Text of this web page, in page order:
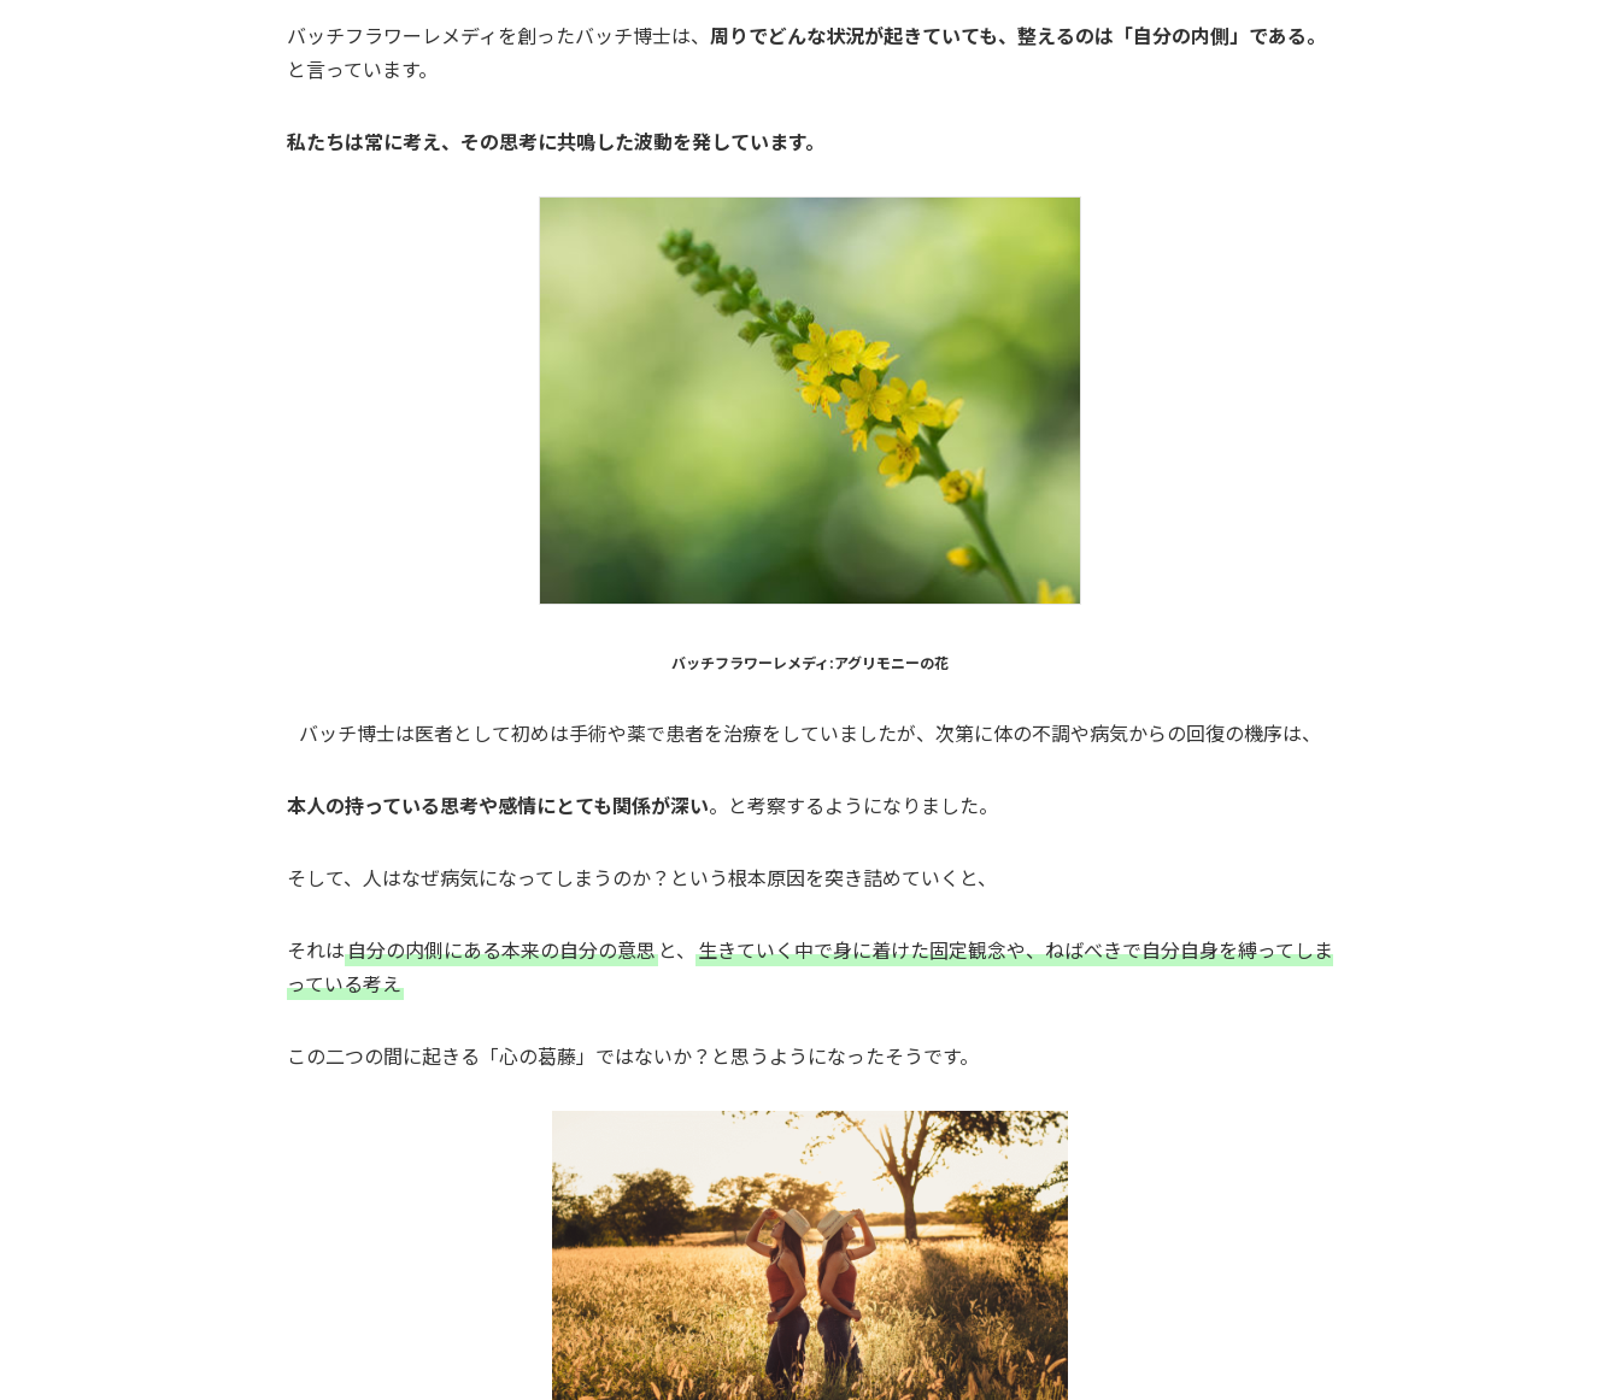
バッチフラワーレメディを創ったバッチ博士は、 周りでどんな状況が起きていても、整えるのは「自分の内側」である。
と言っています。
私たちは常に考え、その思考に共鳴した波動を発しています。
バッチフラワーレメディ:アグリモニーの花
バッチ博士は医者として初めは手術や薬で患者を治療をしていましたが、次第に体の不調や病気からの回復の機序は、
本人の持っている思考や感情にとても関係が深い。と考察するようになりました。
そして、人はなぜ病気になってしまうのか？という根本原因を突き詰めていくと、
それは自分の内側にある本来の自分の意思 と、 生きていく中で身に着けた固定観念や、ねばべきで自分自身を縛ってしま
っている考え
この二つの間に起きる「心の葛藤」ではないか？と思うようになったそうです。